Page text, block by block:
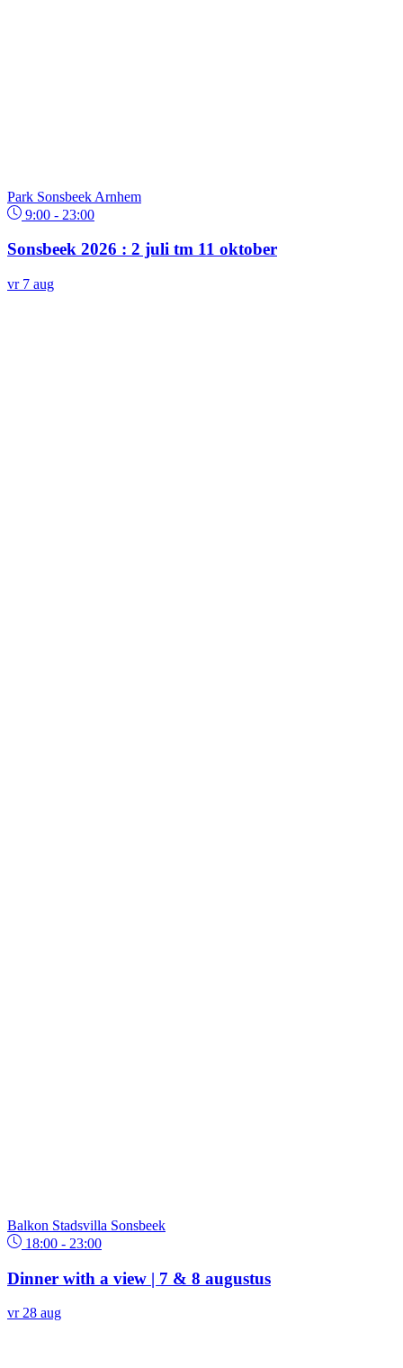
Park Sonsbeek Arnhem
9:00 - 23:00
Sonsbeek 2026 : 2 juli tm 11 oktober
vr 7 aug
Balkon Stadsvilla Sonsbeek
18:00 - 23:00
Dinner with a view | 7 & 8 augustus
vr 28 aug